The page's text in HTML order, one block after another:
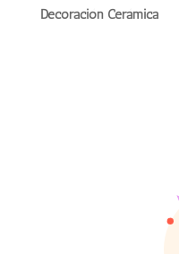
Decoración Cerámica